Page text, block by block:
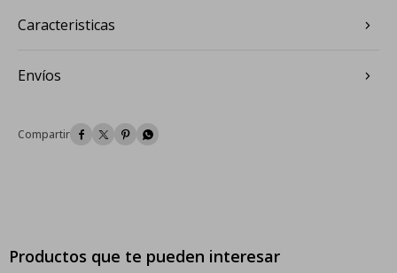
Caracteristicas
Envíos
   
Productos que te pueden interesar